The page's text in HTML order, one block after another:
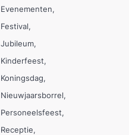
Evenementen
Festival
Jubileum
Kinderfeest
Koningsdag
Nieuwjaarsborrel
Personeelsfeest
Receptie